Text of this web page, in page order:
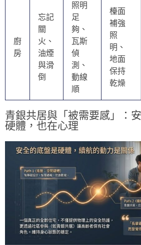
廚
房
忘記
關
火、
油煙
與滑
倒
照明
足
夠、
瓦斯
偵
測、
動線
順
檯面
補強
照
明、
地面
保持
乾燥
青銀共居與「被需要感」：
硬體，也在心理